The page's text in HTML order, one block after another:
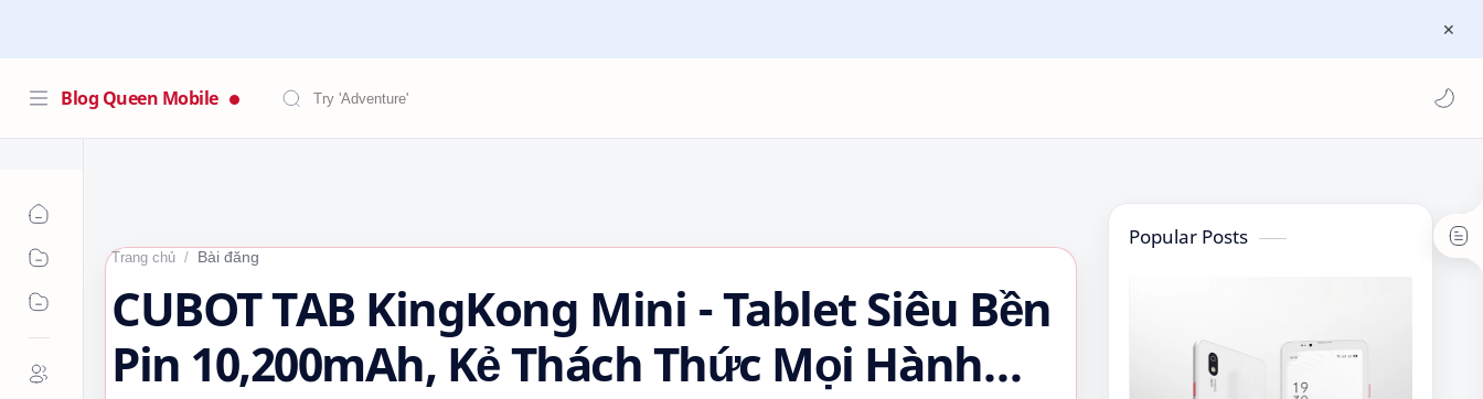
Blog Queen Mobile
Trang chủ Bài đăng
CUBOT TAB KingKong Mini - Tablet Siêu Bền
Pin 10,200mAh, Kẻ Thách Thức Mọi Hành
Popular Posts